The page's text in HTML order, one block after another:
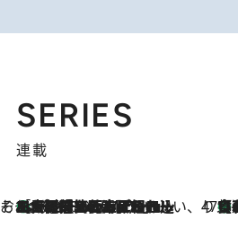
SERIES
連載
そおだよおこの関西おいしい、おやつ紀行
2026.8.9
［大阪府箕面市］一皿一皿目の前で仕上げられる、料理を巧みに組み込んだアシェットデセールコース「ミチル アシェット デセール（Michiru assiette dessert）」 47都道府県
【和歌山県】この夏絶対食べたい 冷やしておいしいおやつ3選 みかんがごろっと丸ごと入ったジュレ